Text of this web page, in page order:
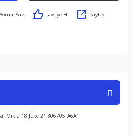
Yorum Yaz Tavsiye Et Paylaş
Mikra 18 Juke 21 806705FA6A